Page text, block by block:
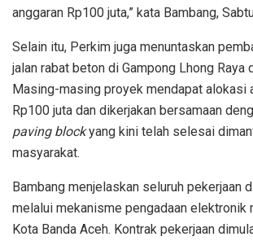
anggaran Rp100 juta,” kata Bambang,
Selain itu, Perkim juga menuntaskan
jalan rabat beton di Gampong Lhong Raya
Masing-masing proyek mendapat alokasi
Rp100 juta dan dikerjakan bersamaan
paving blockyang kini telah selesai
masyarakat.
Bambang menjelaskan seluruh pekerjaan
melalui mekanisme pengadaan elektronik
Kota Banda Aceh. Kontrak pekerjaan